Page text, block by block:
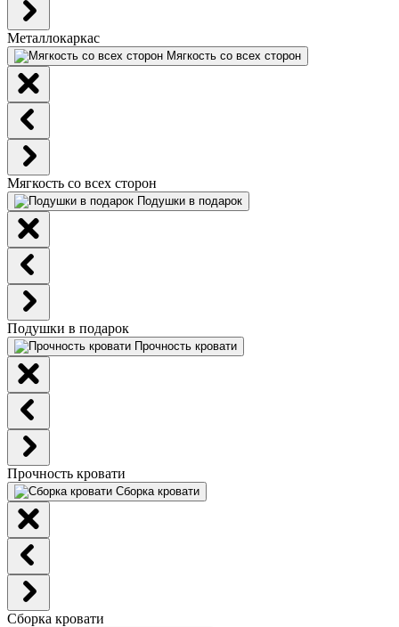
Металлокаркас
Мягкость со всех сторон
Мягкость со всех сторон
Подушки в подарок
Подушки в подарок
Прочность кровати
Прочность кровати
Сборка кровати
Сборка кровати